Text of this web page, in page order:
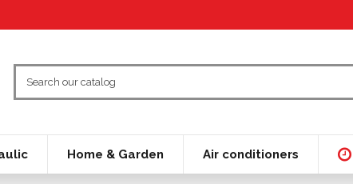
Home & Garden Air conditioners